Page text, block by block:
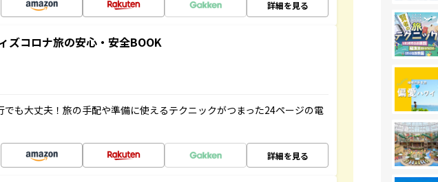
詳細を見る
ズコロナ旅の安心・安全BOOK
でも大丈夫！旅の手配や準備に使えるテクニックがつまった24ページの電
詳細を見る